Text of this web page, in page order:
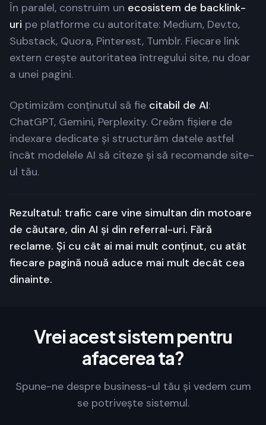
În paralel, construim un ecosistem de backlink-
uri pe platforme cu autoritate: Medium, Dev.to,
Substack, Quora, Pinterest, Tumblr. Fiecare link
extern crește autoritatea întregului site, nu doar
a unei pagini.
Optimizăm conținutul să fie citabil de AI:
ChatGPT, Gemini, Perplexity. Creăm fișiere de
indexare dedicate și structurăm datele astfel
încât modelele AI să citeze și să recomande site-
ul tău.
Rezultatul: trafic care vine simultan din motoare
de căutare, din AI și din referral-uri. Fără
reclame. Și cu cât ai mai mult conținut, cu atât
fiecare pagină nouă aduce mai mult decât cea
dinainte.
Vrei acest sistem pentru
afacerea ta?
Spune-ne despre business-ul tău și vedem cum
se potrivește sistemul.